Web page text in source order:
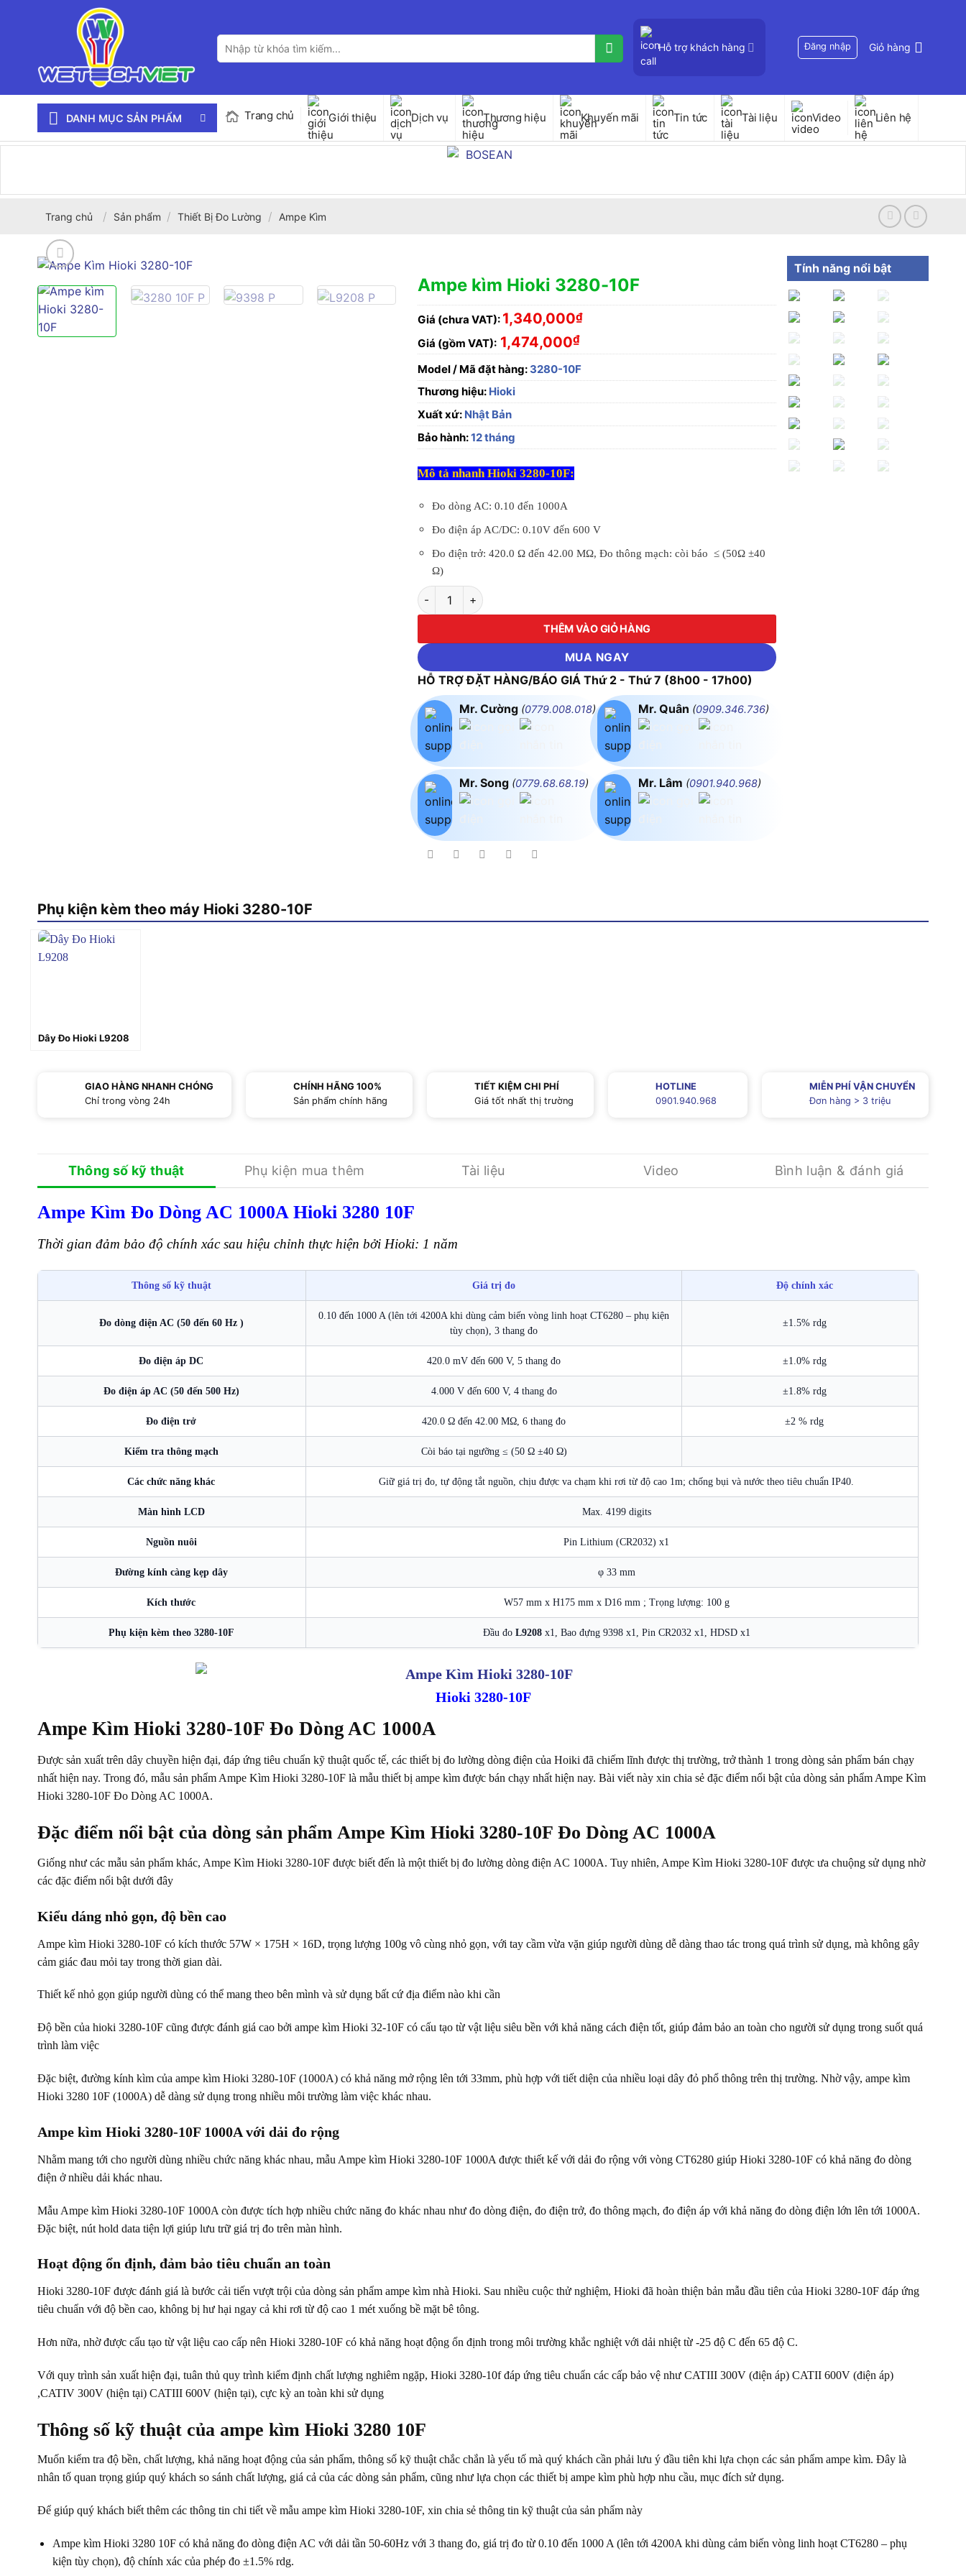
Tìm
kiếm:
Hỗ trợ khách hàng Đăng nhập Giỏ hàng
DANH MỤC SẢN PHẨM Trang chủ Giới thiệu Dịch vụ Thương hiệu Khuyến mãi Tin tức Tài liệu Video Liên hệ
Trang chủ / Sản phẩm / Thiết Bị Đo Lường / Ampe Kìm
Ampe kìm Hioki 3280-10F
Giá (chưa VAT): 1,340,000₫
Giá (gồm VAT): 1,474,000₫
Model / Mã đặt hàng: 3280-10F
Thương hiệu: Hioki
Xuất xứ: Nhật Bản
Bảo hành:12 tháng
Mô tả nhanh Hioki 3280-10F:
Đo dòng AC: 0.10 đến 1000A
Đo điện áp AC/DC: 0.10V đến 600 V
Đo điện trở: 420.0 Ω đến 42.00 MΩ, Đo thông mạch: còi báo ≤ (50Ω ±40
Ω)
Ampe kìm Hioki 3280-10F số lượng
THÊM VÀO GIỎ HÀNG
MUA NGAY
HỖ TRỢ ĐẶT HÀNG/BÁO GIÁ Thứ 2 - Thứ 7 (8h00 - 17h00)
Mr. Cường (0779.008.018)
Mr. Song (0779.68.68.19)
Mr. Quân (0909.346.736)
Mr. Lâm (0901.940.968)
Tính năng nổi bật
Phụ kiện kèm theo máy Hioki 3280-10F
Dây Đo Hioki L9208
GIAO HÀNG NHANH CHÓNG
Chỉ trong vòng 24h
CHÍNH HÃNG 100%
Sản phẩm chính hãng
TIẾT KIỆM CHI PHÍ
Giá tốt nhất thị trường
HOTLINE
0901.940.968
MIỄN PHÍ VẬN CHUYỂN
Đơn hàng > 3 triệu
Thông số kỹ thuật Phụ kiện mua thêm Tài liệu Video Bình luận & đánh giá
Ampe Kìm Đo Dòng AC 1000A Hioki 3280 10F
Thời gian đảm bảo độ chính xác sau hiệu chỉnh thực hiện bởi Hioki: 1 năm
Thông số kỹ thuật Giá trị đo Độ chính xác
Đo dòng điện AC (50 đến 60 Hz )
0.10 đến 1000 A (lên tới 4200A khi dùng cảm biến vòng linh hoạt CT6280 – phụ kiện
tùy chọn), 3 thang đo
±1.5% rdg
Đo điện áp DC 420.0 mV đến 600 V, 5 thang đo ±1.0% rdg
Đo điện áp AC (50 đến 500 Hz) 4.000 V đến 600 V, 4 thang đo ±1.8% rdg
Đo điện trở 420.0 Ω đến 42.00 MΩ, 6 thang đo ±2 % rdg
Kiểm tra thông mạch Còi báo tại ngưỡng ≤ (50 Ω ±40 Ω)
Các chức năng khác Giữ giá trị đo, tự động tắt nguồn, chịu được va chạm khi rơi từ độ cao 1m; chống bụi và nước theo tiêu chuẩn IP40.
Màn hình LCD Max. 4199 digits
Nguồn nuôi Pin Lithium (CR2032) x1
Đường kính càng kẹp dây φ 33 mm
Kích thước W57 mm x H175 mm x D16 mm ; Trọng lượng: 100 g
Phụ kiện kèm theo 3280-10F Đầu đo L9208x1, Bao đựng 9398 x1, Pin CR2032 x1, HDSD x1
Hioki 3280-10F
Ampe Kìm Hioki 3280-10F Đo Dòng AC 1000A
Được sản xuất trên dây chuyền hiện đại, đáp ứng tiêu chuẩn kỹ thuật quốc tế, các thiết bị đo lường dòng điện của Hoiki đã chiếm lĩnh được thị trường, trở thành 1 trong dòng sản phẩm bán chạy
nhất hiện nay. Trong đó, mẫu sản phẩm Ampe Kìm Hioki 3280-10F là mẫu thiết bị ampe kìm được bán chạy nhất hiện nay. Bài viết này xin chia sẻ đặc điểm nổi bật của dòng sản phẩm Ampe Kìm
Hioki 3280-10F Đo Dòng AC 1000A.
Đặc điểm nổi bật của dòng sản phẩm Ampe Kìm Hioki 3280-10F Đo Dòng AC 1000A
Giống như các mẫu sản phẩm khác, Ampe Kìm Hioki 3280-10F được biết đến là một thiết bị đo lường dòng điện AC 1000A. Tuy nhiên, Ampe Kìm Hioki 3280-10F được ưa chuộng sử dụng nhờ
các đặc điểm nổi bật dưới đây
Kiểu dáng nhỏ gọn, độ bền cao
Ampe kìm Hioki 3280-10F có kích thước 57W × 175H × 16D, trọng lượng 100g vô cùng nhỏ gọn, với tay cầm vừa vặn giúp người dùng dễ dàng thao tác trong quá trình sử dụng, mà không gây
cảm giác đau mỏi tay trong thời gian dài.
Thiết kế nhỏ gọn giúp người dùng có thể mang theo bên mình và sử dụng bất cứ địa điểm nào khi cần
Độ bền của hioki 3280-10F cũng được đánh giá cao bởi ampe kìm Hioki 32-10F có cấu tạo từ vật liệu siêu bền với khả năng cách điện tốt, giúp đảm bảo an toàn cho người sử dụng trong suốt quá
trình làm việc
Đặc biệt, đường kính kìm của ampe kìm Hioki 3280-10F (1000A) có khả năng mở rộng lên tới 33mm, phù hợp với tiết diện của nhiều loại dây đỏ phổ thông trên thị trường. Nhờ vậy, ampe kìm
Hioki 3280 10F (1000A) dễ dàng sử dụng trong nhiều môi trường làm việc khác nhau.
Ampe kìm Hioki 3280-10F 1000A với dải đo rộng
Nhằm mang tới cho người dùng nhiều chức năng khác nhau, mẫu Ampe kìm Hioki 3280-10F 1000A được thiết kế với dải đo rộng với vòng CT6280 giúp Hioki 3280-10F có khả năng đo dòng
điện ở nhiều dải khác nhau.
Mẫu Ampe kìm Hioki 3280-10F 1000A còn được tích hợp nhiều chức năng đo khác nhau như đo dòng điện, đo điện trở, đo thông mạch, đo điện áp với khả năng đo dòng điện lớn lên tới 1000A.
Đặc biệt, nút hold data tiện lợi giúp lưu trữ giá trị đo trên màn hình.
Hoạt động ổn định, đảm bảo tiêu chuẩn an toàn
Hioki 3280-10F được đánh giá là bước cải tiến vượt trội của dòng sản phẩm ampe kìm nhà Hioki. Sau nhiều cuộc thử nghiệm, Hioki đã hoàn thiện bản mẫu đầu tiên của Hioki 3280-10F đáp ứng
tiêu chuẩn với độ bền cao, không bị hư hại ngay cả khi rơi từ độ cao 1 mét xuống bề mặt bê tông.
Hơn nữa, nhờ được cấu tạo từ vật liệu cao cấp nên Hioki 3280-10F có khả năng hoạt động ổn định trong môi trường khắc nghiệt với dải nhiệt từ -25 độ C đến 65 độ C.
Với quy trình sản xuất hiện đại, tuân thủ quy trình kiểm định chất lượng nghiêm ngặp, Hioki 3280-10f đáp ứng tiêu chuẩn các cấp bảo vệ như CATIII 300V (điện áp) CATII 600V (điện áp)
,CATIV 300V (hiện tại) CATIII 600V (hiện tại), cực kỳ an toàn khi sử dụng
Thông số kỹ thuật của ampe kìm Hioki 3280 10F
Muốn kiểm tra độ bền, chất lượng, khả năng hoạt động của sản phẩm, thông số kỹ thuật chắc chắn là yếu tố mà quý khách cần phải lưu ý đầu tiên khi lựa chọn các sản phẩm ampe kìm. Đây là
nhân tố quan trọng giúp quý khách so sánh chất lượng, giá cả của các dòng sản phẩm, cũng như lựa chọn các thiết bị ampe kìm phù hợp nhu cầu, mục đích sử dụng.
Để giúp quý khách biết thêm các thông tin chi tiết về mẫu ampe kìm Hioki 3280-10F, xin chia sẻ thông tin kỹ thuật của sản phẩm này
Ampe kìm Hioki 3280 10F có khả năng đo dòng điện AC với dải tần 50-60Hz với 3 thang đo, giá trị đo từ 0.10 đến 1000 A (lên tới 4200A khi dùng cảm biến vòng linh hoạt CT6280 – phụ
kiện tùy chọn), độ chính xác của phép đo ±1.5% rdg.